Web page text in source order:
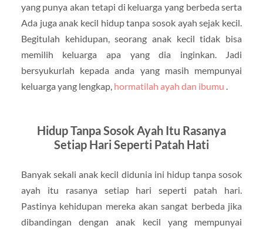
yang punya akan tetapi di keluarga yang berbeda serta
Ada juga anak kecil hidup tanpa sosok ayah sejak kecil.
Begitulah kehidupan, seorang anak kecil tidak bisa
memilih keluarga apa yang dia inginkan. Jadi
bersyukurlah kepada anda yang masih mempunyai
keluarga yang lengkap, hormatilah ayah dan ibumu
Hidup Tanpa Sosok Ayah Itu Rasanya
Setiap Hari Seperti Patah Hati
Banyak sekali anak kecil didunia ini hidup tanpa sosok
ayah itu rasanya setiap hari seperti patah hari.
Pastinya kehidupan mereka akan sangat berbeda jika
dibandingan dengan anak kecil yang mempunyai